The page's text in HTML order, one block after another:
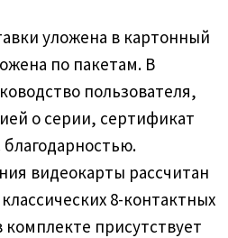
уложена в картонный
по пакетам. В
пользователя,
о серии, сертификат
благодарностью.
видеокарты рассчитан
8-контактных
комплекте присутствует